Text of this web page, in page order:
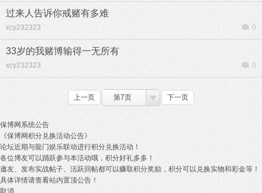
过来人告诉你戒赌有多难
xcy232323 0
33岁的我赌博输得一无所有
xcy232323 0
上一页 第7页 下一页
保博网系统公告
《保博网积分兑换活动公告》
论坛近期与龍门娱乐联动进行积分兑换活动！
各位博友可以踊跃参与本活动哦，积分好礼多多！
邀友、发布实战帖子、活跃回帖都可以赚取积分奖励，积分可以兑换实物和彩金等！
具体详情请查看站内置顶公告！
取消